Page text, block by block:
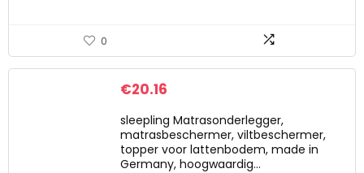
0
€20.16
sleepling Matrasonderlegger,
matrasbeschermer, viltbeschermer,
topper voor lattenbodem, made in
Germany, hoogwaardig…